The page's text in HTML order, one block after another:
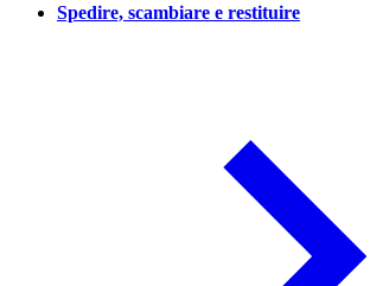
Spedire, scambiare e restituire